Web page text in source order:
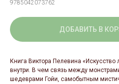
9785042073762
ДОБАВИТЬ В
Книга Виктора Пелевина «Искусство
внутри. В чем связь между
шедеврами Гойи, самобытным